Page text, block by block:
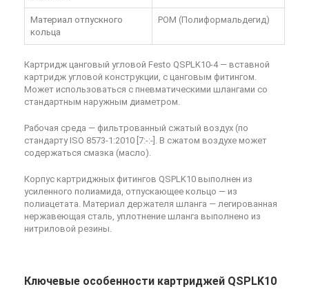
Материал отпускного
кольца
POM (Полиформальдегид)
Картридж цанговый угловой Festo QSPLK10-4— вставной
картридж угловой конструкции, с цанговым фитингом.
Может использоваться с пневматическими шлангами со
стандартным наружным диаметром.
Рабочая среда — фильтрованный сжатый воздух (по
стандарту ISO 8573-1:2010 [7:-:-]. В сжатом воздухе может
содержаться смазка (масло).
Корпус картриджных фитингов QSPLK10 выполнен из
усиленного полиамида, отпускающее кольцо — из
полиацетата. Материал держателя шланга — легированная
нержавеющая сталь, уплотнение шланга выполнено из
нитриловой резины.
Ключевые особенности картриджей QSPLK10